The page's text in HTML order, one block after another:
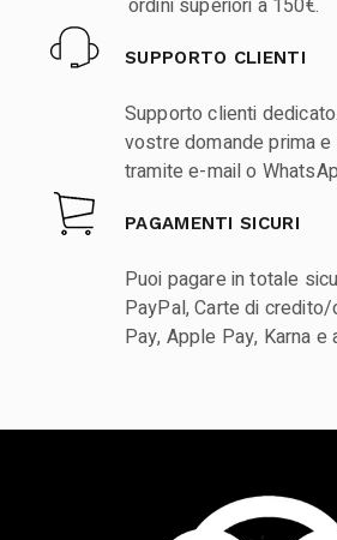
ordini superiori a 150€.
SUPPORTO CLIENTI
Supporto clienti
vostre domande prima e
tramite e-mail o
PAGAMENTI SICURI
Puoi pagare in totale
PayPal, Carte di
Pay, Apple Pay, Karna e